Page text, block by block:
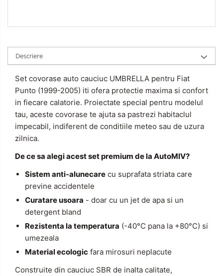
Descriere
Set covorase auto cauciuc UMBRELLA pentru Fiat
Punto (1999-2005) iti ofera protectie maxima si confort
in fiecare calatorie. Proiectate special pentru modelul
tau, aceste covorase te ajuta sa pastrezi habitaclul
impecabil, indiferent de conditiile meteo sau de uzura
zilnica.
De ce sa alegi acest set premium de la AutoMIV?
Sistem anti-alunecare cu suprafata striata care
previne accidentele
Curatare usoara - doar cu un jet de apa si un
detergent bland
Rezistenta la temperatura (-40°C pana la +80°C) si
umezeala
Material ecologic fara mirosuri neplacute
Construite din cauciuc SBR de inalta calitate,